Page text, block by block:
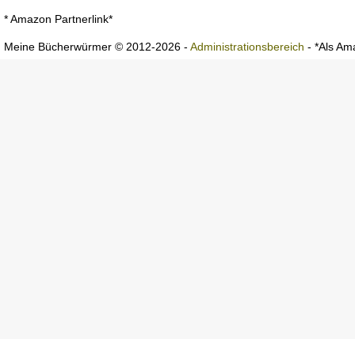
* Amazon Partnerlink*
Meine Bücherwürmer © 2012-2026 - Administrationsbereich - *Als